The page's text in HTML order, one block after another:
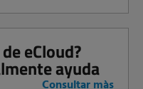
eCloud?
ayuda
Consultar màs